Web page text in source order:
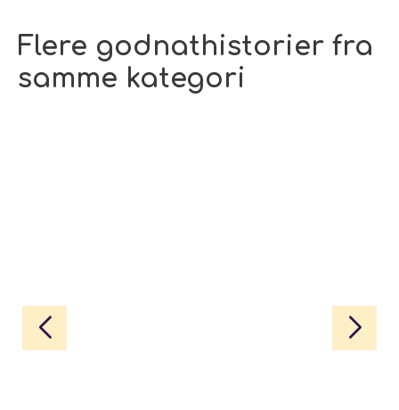
Flere godnathistorier fra
samme kategori